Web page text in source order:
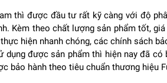
thì được đầu tư rất kỹ càng với độ
Kèm theo chất lượng sản phẩm tốt,
hiện nhanh chóng, các chính sách
được sản phẩm thì hiện nay đã
bảo hành theo tiêu chuẩn thương